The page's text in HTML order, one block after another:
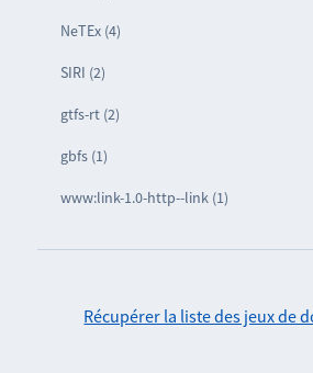
NeTEx (4)
SIRI (2)
gtfs-rt (2)
gbfs (1)
www:link-1.0-http--link (1)
Récupérer la liste des jeux de